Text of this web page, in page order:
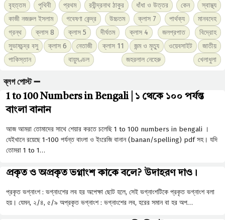
বৃহত্তম
পৃথিবী প্রথম রবীন্দ্রনাথ ঠাকুর ধাঁধা ও উত্তর কেন
স্বাস্থ্য
কাজী নজরুল ইসলাম
গবেষণা কেন্দ্র উচ্চতম ক্লাস 7 পার্থক্য
মানবদেহ
গ্রন্থ
ক্লাস 8 ক্লাস 5 দীর্ঘতম ক্লাস 4 জলপ্রপাত
বিদ্রোহ
সুভাষচন্দ্র বসু
ক্লাস 6 নেতাজী ক্লাস 11 জন্ম ও মৃত্যু ওয়েবসাইট
জাতীয়
পাকিস্তান
বায়ুমণ্ডল জহরলাল নেহেরু খেলাধুলা
ব্লগ পোস্ট ➖
1 to 100 Numbers in Bengali | ১ থেকে ১০০ পর্যন্ত
বাংলা বানান
আজ আমরা তোমাদের সাথে শেয়ার করতে চলেছি 1 to 100 numbers in bengali ।
যেইখানে রয়েছে 1-100 পর্যন্ত বাংলা ও ইংরেজি বানান (banan/spelling) pdf সহ। যদি
তোমরা 1 to 1…
প্রকৃত ও অপ্রকৃত ভগ্নাংশ কাকে বলে? উদাহরণ দাও।
প্রকৃত ভগ্নাংশ : ভগ্নাংশের লব হর অপেক্ষা ছােট হলে, সেই ভগ্নাংশটিকে প্রকৃত ভগ্নাংশ বলা
হয়। যেমন, ২/৪, ৫/৯ অপ্রকৃত ভগ্নাংশ : ভগ্নাংশের লব, হরের সমান বা হর অপ…